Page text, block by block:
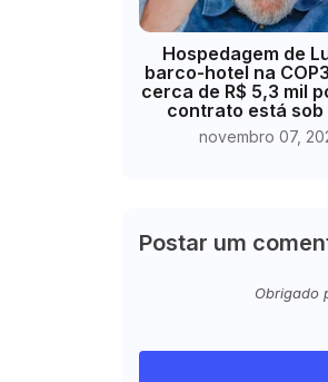
Hospedagem de
barco-hotel na
cerca de R$ 5,3 mil
contrato está sob
novembro 07,
Postar um
Obrigado